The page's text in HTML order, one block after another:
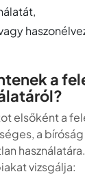
a
elsőként a
a
vizsgálja: